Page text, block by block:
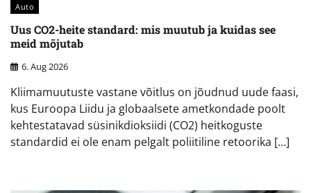
Auto
Uus CO2-heite standard: mis muutub ja kuidas see
meid mõjutab
6. Aug 2026
Kliimamuutuste vastane võitlus on jõudnud uude faasi,
kus Euroopa Liidu ja globaalsete ametkondade poolt
kehtestatavad süsinikdioksiidi (CO2) heitkoguste
standardid ei ole enam pelgalt poliitiline retoorika […]